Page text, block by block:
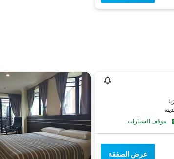
موقف السيارات
عرض الصفقة